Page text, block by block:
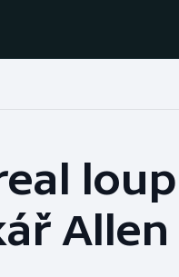
Baseball a softbal
Basketbal